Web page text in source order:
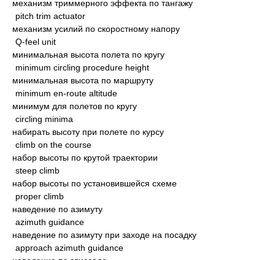
механизм триммерного эффекта по тангажу
pitch trim actuator
механизм усилий по скоростному напору
Q-feel unit
минимальная высота полета по кругу
minimum circling procedure height
минимальная высота по маршруту
minimum en-route altitude
минимум для полетов по кругу
circling minima
набирать высоту при полете по курсу
climb on the course
набор высоты по крутой траектории
steep climb
набор высоты по установившейся схеме
proper climb
наведение по азимуту
azimuth guidance
наведение по азимуту при заходе на посадку
approach azimuth guidance